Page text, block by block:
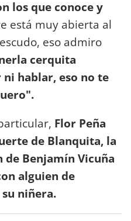
los que conoce y
está muy abierta al
eso admiro
cerquita
hablar, eso no te
Flor Peña
de Blanquita, la
Benjamín Vicuña
alguien de
niñera.